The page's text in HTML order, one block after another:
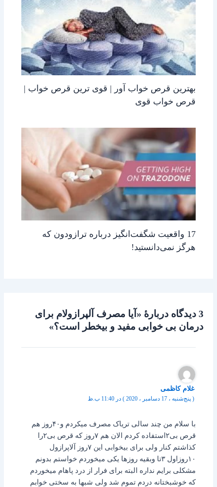
بهترین قرص خواب آور | قوی ترین قرص خواب |
قرص خواب قوی
17 واقعیت شگفت‌انگیز درباره ترازودون که
هرگز نمی‌دانستید!
3 دیدگاه دربارهٔ «آیا مصرف آلپرازولام برای
درمان بی خوابی مفید و بیخطر است؟»
غلام کاظمی
( پنج‌شنبه ، 17 دسامبر ، 2020 ) در 11:40 ب.ظ
با سلام من چند سالی تریاک مصرف میکردم و۴۰روز هم
قرص بی۲استفاده کردم الان هم ۷روز که قرص بی۲را
کذاشتم کنار ولی برای بیخوابی این ۷روز آلاپرازول
۱۰روزاول ۳تا وبقیه روزها یکی میخوردم خواستم بدونم
مشکلی برایم نداره البته برای فرار از درد پاهام میخوردم
که خوشبختانه دردم تموم شد ولی شبها به سختی خوابم